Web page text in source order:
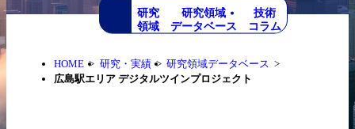
研究
領域
研究領域
データベース
技術
コラム
HOME 研究・実績
研究領域データベース
広島駅エリア デジタルツインプロジェクト